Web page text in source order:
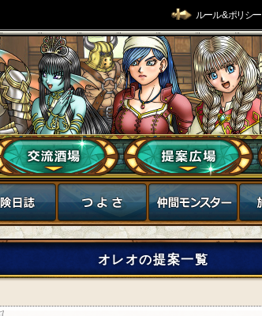
ルール & ポリシー
オレオの提案一覧